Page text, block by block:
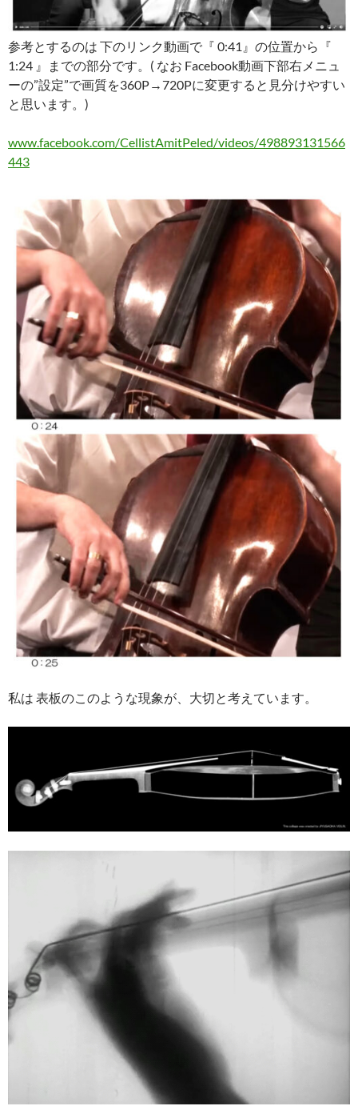
参考とするのは 下のリンク動画で『 0:41』の位置から『
1:24 』までの部分です。( なお Facebook動画下部右メニュ
ーの”設定”で画質を360P→720Pに変更すると見分けやすい
と思います。)
www.facebook.com/CellistAmitPeled/videos/498893131566
443
私は 表板のこのような現象が、大切と考えています。